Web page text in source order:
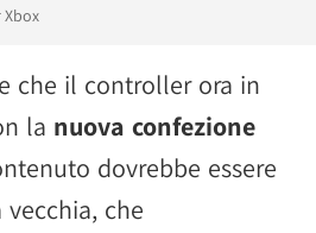
che il controller ora in
la nuova confezione
dovrebbe essere
che